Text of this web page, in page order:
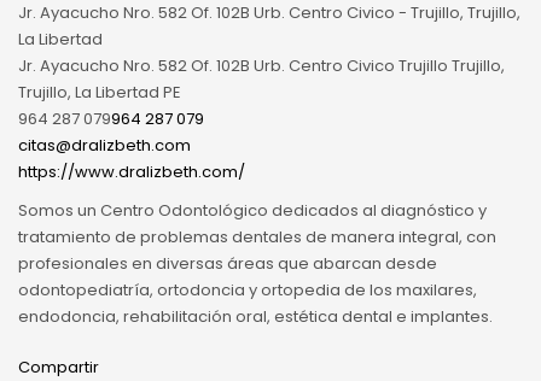
Jr. Ayacucho Nro. 582 Of. 102B Urb. Centro Civico - Trujillo, Trujillo,
La Libertad
Jr. Ayacucho Nro. 582 Of. 102B Urb. Centro Civico Trujillo Trujillo,
Trujillo, La Libertad PE
964 287 079964 287 079
citas@dralizbeth.com
https://www.dralizbeth.com/
Somos un Centro Odontológico dedicados al diagnóstico y
tratamiento de problemas dentales de manera integral, con
profesionales en diversas áreas que abarcan desde
odontopediatría, ortodoncia y ortopedia de los maxilares,
endodoncia, rehabilitación oral, estética dental e implantes.
Compartir